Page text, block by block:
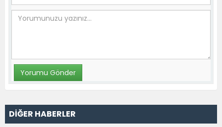
DİĞER HABERLER